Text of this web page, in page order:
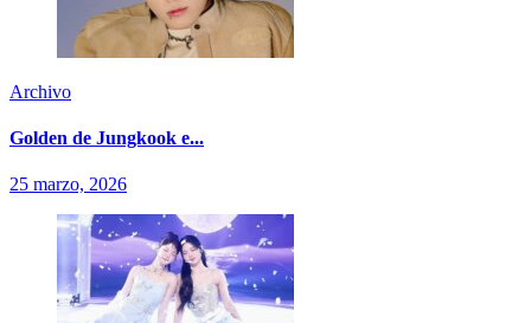
Archivo
Golden de Jungkook e...
25 marzo, 2026